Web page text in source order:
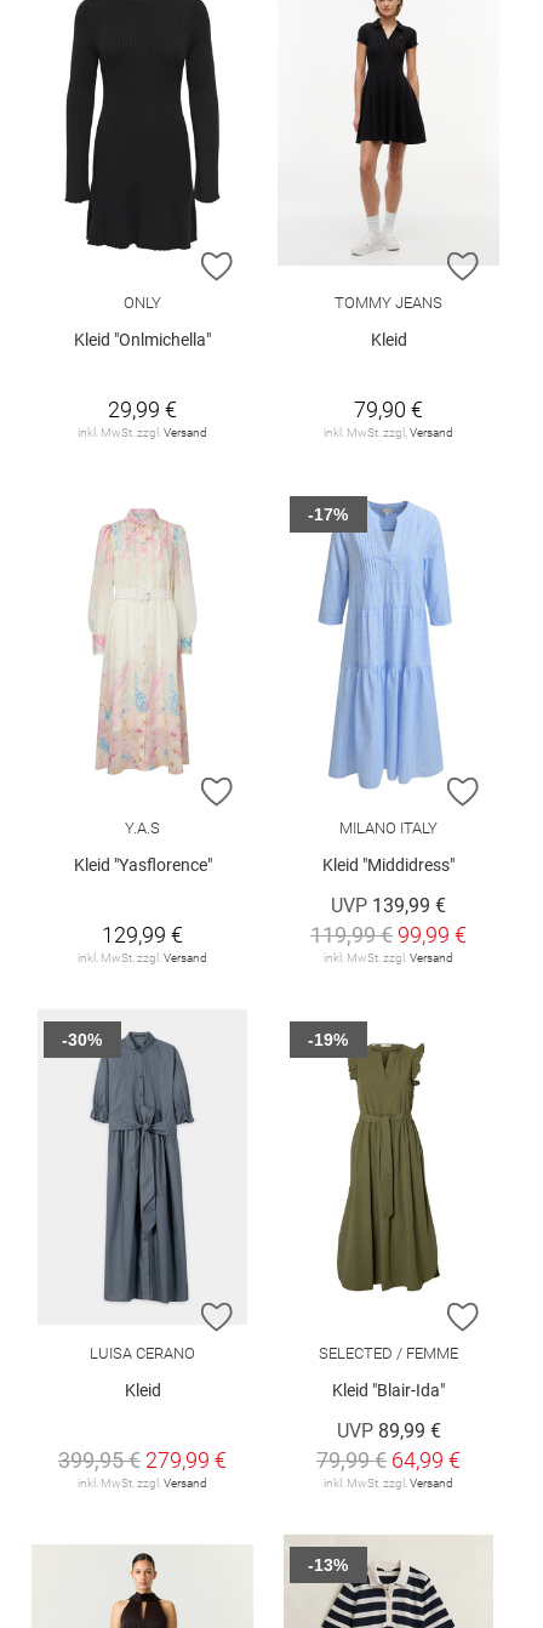
ZUR WUNSCHLISTE HINZUFÜGEN
ONLY
Kleid "Onlmichella"
29,99 €
inkl. MwSt. zzgl.Versand
ZUR
TOMMY JEANS
Kleid
79,90 €
inkl. MwSt. zzgl.Versand
ZUR WUNSCHLISTE HINZUFÜGEN
Y.A.S
Kleid "Yasflorence"
129,99 €
inkl. MwSt. zzgl.Versand
ZUR
MILANO ITALY
Kleid "Middidress"
UVP 139,99 €
119,99 € 99,99 €
inkl. MwSt. zzgl.Versand
-17%
ZUR WUNSCHLISTE HINZUFÜGEN
LUISA CERANO
Kleid
399,95 € 279,99 €
inkl. MwSt. zzgl. Versand
-30%
ZUR
SELECTED / FEMME
Kleid "Blair-Ida"
UVP 89,99 €
79,99 € 64,99 €
inkl. MwSt. zzgl. Versand
-19%
-13%